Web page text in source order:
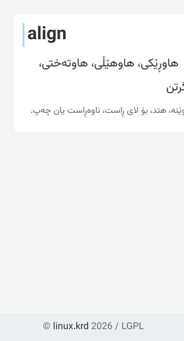
align
هاوڕێکی، هاوهێڵی، هاوته‌ختی،
هتد، بۆ لای ڕاست، ناوه‌ڕاست یان چه‌پ.
© linux.krd 2026 / LGPL